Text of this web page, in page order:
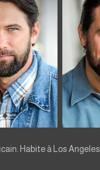
Habite à Los Angeles